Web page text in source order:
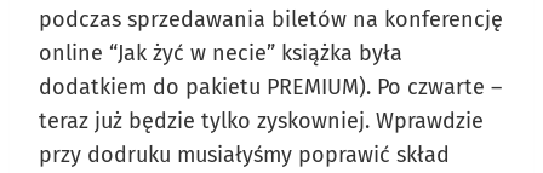
podczas sprzedawania biletów na konferencję
online “Jak żyć w necie” książka była
dodatkiem do pakietu PREMIUM). Po czwarte –
teraz już będzie tylko zyskowniej. Wprawdzie
przy dodruku musiałyśmy poprawić skład